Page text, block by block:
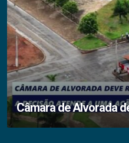
Câmara de Alvorada